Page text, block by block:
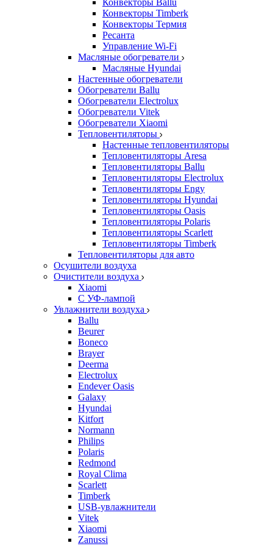
Конвекторы Ballu
Конвекторы Timberk
Конвекторы Термия
Ресанта
Управление Wi-Fi
Масляные обогреватели
Масляные Hyundai
Настенные обогреватели
Обогреватели Ballu
Обогреватели Electrolux
Обогреватели Vitek
Обогреватели Xiaomi
Тепловентиляторы
Настенные тепловентиляторы
Тепловентиляторы Aresa
Тепловентиляторы Ballu
Тепловентиляторы Electrolux
Тепловентиляторы Engy
Тепловентиляторы Hyundai
Тепловентиляторы Oasis
Тепловентиляторы Polaris
Тепловентиляторы Scarlett
Тепловентиляторы Timberk
Тепловентиляторы для авто
Осушители воздуха
Очистители воздуха
Xiaomi
С УФ-лампой
Увлажнители воздуха
Ballu
Beurer
Boneco
Brayer
Deerma
Electrolux
Endever Oasis
Galaxy
Hyundai
Kitfort
Normann
Philips
Polaris
Redmond
Royal Clima
Scarlett
Timberk
USB-увлажнители
Vitek
Xiaomi
Zanussi